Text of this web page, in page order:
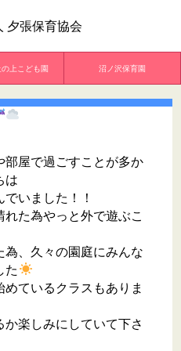
夕張保育協会
上こども園 沼ノ沢保育園
屋で過ごすことが多か
は
いました！！
た為やっと外で遊ぶこ
、久々の園庭にみんな
た
ているクラスもありま
楽しみにしていて下さ